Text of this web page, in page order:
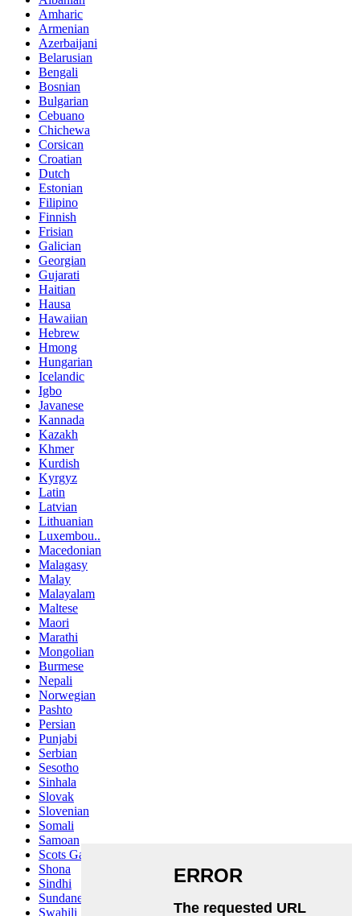
Amharic
Armenian
Azerbaijani
Belarusian
Bengali
Bosnian
Bulgarian
Cebuano
Chichewa
Corsican
Croatian
Dutch
Estonian
Filipino
Finnish
Frisian
Galician
Georgian
Gujarati
Haitian
Hausa
Hawaiian
Hebrew
Hmong
Hungarian
Icelandic
Igbo
Javanese
Kannada
Kazakh
Khmer
Kurdish
Kyrgyz
Latin
Latvian
Lithuanian
Luxembou..
Macedonian
Malagasy
Malay
Malayalam
Maltese
Maori
Marathi
Mongolian
Burmese
Nepali
Norwegian
Pashto
Persian
Punjabi
Serbian
Sesotho
Sinhala
Slovak
Slovenian
Somali
Samoan
Scots Gaelic
Shona
Sindhi
Sundanese
Swahili